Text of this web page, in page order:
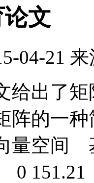
论文
04-21 来
给出了
阵的一
向量空
0 151.21